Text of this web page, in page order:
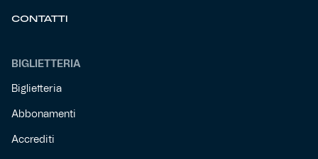
CONTATTI
BIGLIETTERIA
Biglietteria
Abbonamenti
Accrediti